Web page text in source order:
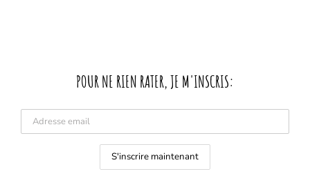
POUR NE RIEN RATER, JE M'INSCRIS: